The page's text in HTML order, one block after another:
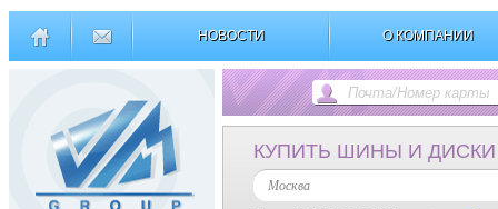
НОВОСТИ О КОМПАНИИ
КУПИТЬ ШИНЫ И ДИСКИ
Москва